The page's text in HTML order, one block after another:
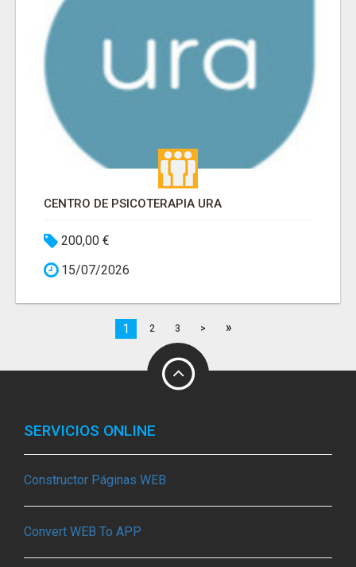
CENTRO DE PSICOTERAPIA URA
200,00 €
15/07/2026
1 2 3 > »
SERVICIOS ONLINE
Constructor Páginas WEB
Convert WEB To APP